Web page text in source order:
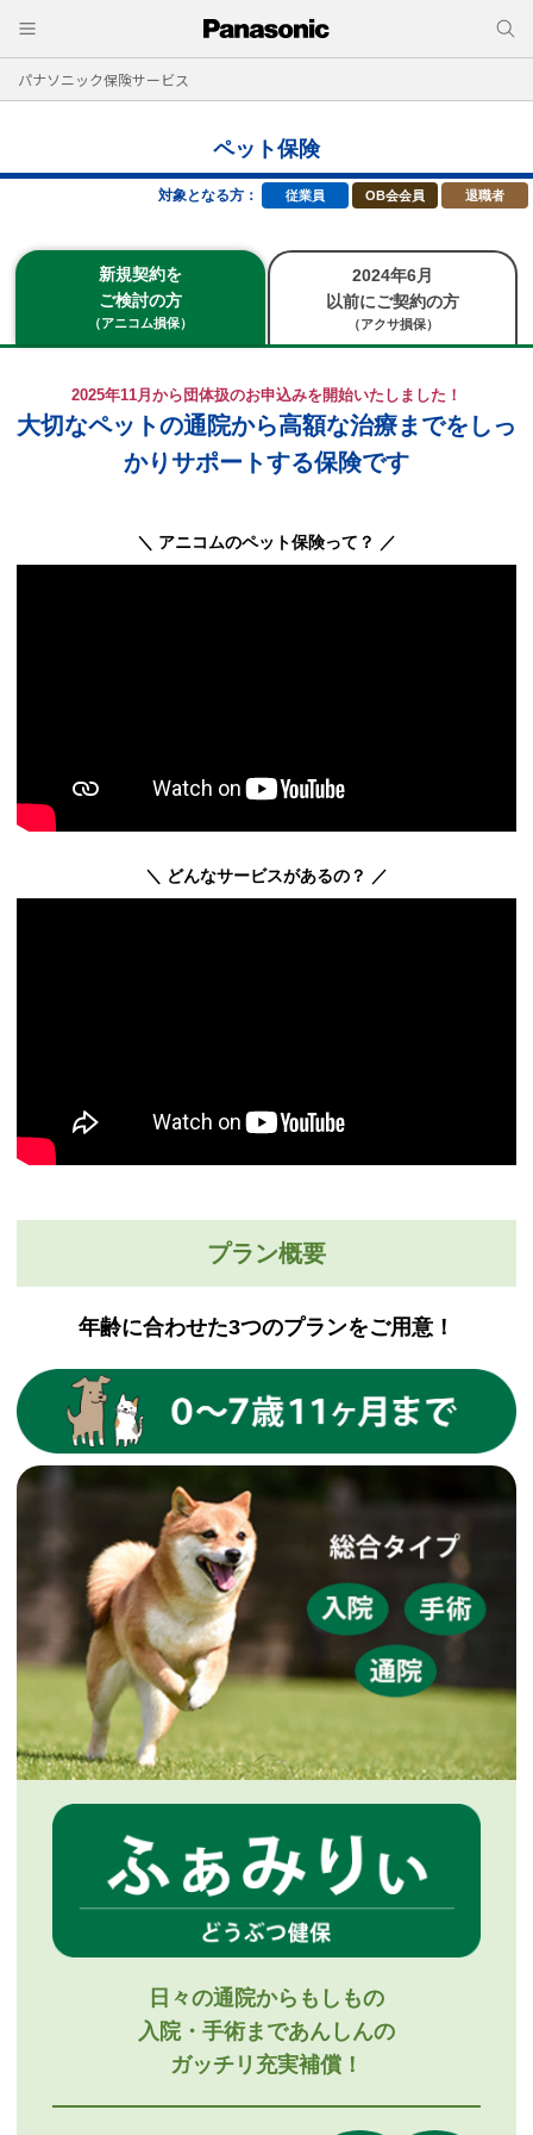
パナソニック保険サービス
ペット保険
対象となる方： 従業員 OB会会員 退職者
新規契約を
ご検討の方
（アニコム損保）
2024年6月
以前にご契約の方
（アクサ損保）
2025年11月から団体扱のお申込みを開始いたしました！
大切なペットの通院から高額な治療までをしっ
かりサポートする保険です
＼ アニコムのペット保険って？ ／
＼ どんなサービスがあるの？ ／
プラン概要
年齢に合わせた3つのプランをご用意！
日々の通院からもしもの
入院・手術まであんしんの
ガッチリ充実補償！